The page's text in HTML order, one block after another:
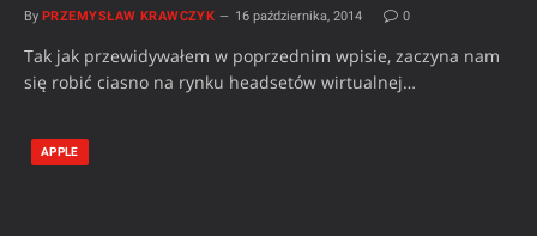
By PRZEMYSŁAW KRAWCZYK 16 października, 2014 0
Tak jak przewidywałem w poprzednim wpisie, zaczyna nam
się robić ciasno na rynku headsetów wirtualnej…
APPLE